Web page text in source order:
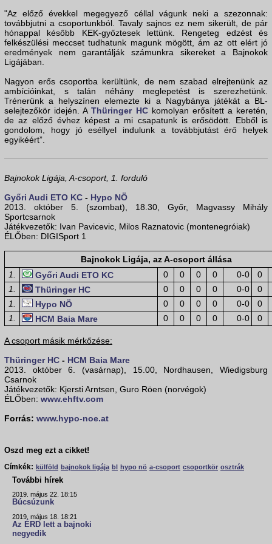
"Az előző évekkel megegyező céllal vágunk neki a szezonnak:
továbbjutni a csoportunkból. Tavaly sajnos ez nem sikerült, de pár
hónappal később KEK-győztesek lettünk. Rengeteg edzést és
felkészülési meccset tudhatunk magunk mögött, ám az ott elért jó
eredmények nem garantálják számunkra sikereket a Bajnokok
Ligájában.
Nagyon erős csoportba kerültünk, de nem szabad elrejtenünk az
ambícióinkat, s talán néhány meglepetést is szerezhetünk.
Trénerünk a helyszínen elemezte ki a Nagybánya játékát a BL-
selejtezőkör idején. AThüringer HCkomolyan erősített a keretén,
de az előző évhez képest a mi csapatunk is erősödött. Ebből is
gondolom, hogy jó eséllyel indulunk a továbbjutást érő helyek
egyikéért”.
Bajnokok Ligája, A-csoport, 1. forduló
Győri Audi ETO KC - Hypo NÖ
2013. október 5. (szombat), 18.30, Győr, Magvassy Mihály
Sportcsarnok
Játékvezetők: Ivan Pavicevic, Milos Raznatovic (montenegróiak)
ÉLŐben: DIGISport 1
Bajnokok Ligája, az A-csoport állása
1.
Győri Audi ETO KC 0 0 0 0 0-0
0
1.
Thüringer HC 0 0 0 0 0-0
0
1.
Hypo NÖ 0 0 0 0 0-0
0
1.
HCM Baia Mare 0 0 0 0 0-0 0
A csoport másik mérkőzése:
Thüringer HC - HCM Baia Mare
2013. október 6. (vasárnap), 15.00, Nordhausen, Wiedigsburg
Csarnok
Játékvezetők: Kjersti Arntsen, Guro Röen (norvégok)
ÉLŐben: www.ehftv.com
Forrás: www.hypo-noe.at
Oszd meg ezt a cikket!
Címkék: külföld bajnokok ligája bl hypo nö a-csoport csoportkör osztrák
További hírek
2019. május 22. 18:15
Búcsúzunk
2019. május 18. 18:21
Az ÉRD lett a bajnoki
negyedik